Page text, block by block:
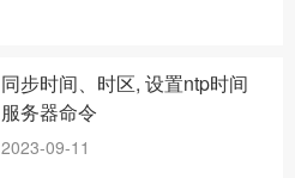
同步时间、时区, 设置ntp时间
服务器命令
2023-09-11